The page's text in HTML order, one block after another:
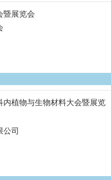
暨展览会
内植物与生物材料大会暨展览
公司